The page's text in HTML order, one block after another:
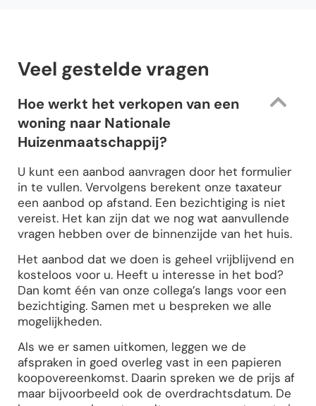
Veel gestelde vragen
Hoe werkt het verkopen van een
woning naar Nationale
Huizenmaatschappij?
U kunt een aanbod aanvragen door het formulier
in te vullen. Vervolgens berekent onze taxateur
een aanbod op afstand. Een bezichtiging is niet
vereist. Het kan zijn dat we nog wat aanvullende
vragen hebben over de binnenzijde van het huis.
Het aanbod dat we doen is geheel vrijblijvend en
kosteloos voor u. Heeft u interesse in het bod?
Dan komt één van onze collega’s langs voor een
bezichtiging. Samen met u bespreken we alle
mogelijkheden.
Als we er samen uitkomen, leggen we de
afspraken in goed overleg vast in een papieren
koopovereenkomst. Daarin spreken we de prijs af
maar bijvoorbeeld ook de overdrachtsdatum. De